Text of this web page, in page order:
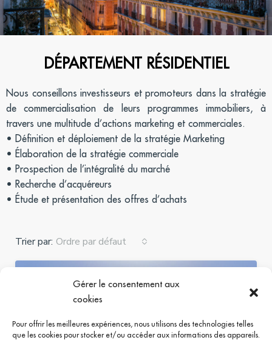
Gérer le consentement aux
cookies
Pour offrir les meilleures expériences, nous utilisons des technologies telles
que les cookies pour stocker et/ou accéder aux informations des appareils.
DÉPARTEMENT RÉSIDENTIEL
Nous conseillons investisseurs et promoteurs dans la stratégie
de commercialisation de leurs programmes immobiliers, à
travers une multitude d’actions marketing et commerciales.
• Définition et déploiement de la stratégie Marketing
• Élaboration de la stratégie commerciale
• Prospection de l’intégralité du marché
• Recherche d’acquéreurs
• Étude et présentation des offres d’achats
Trier par: Ordre par défaut